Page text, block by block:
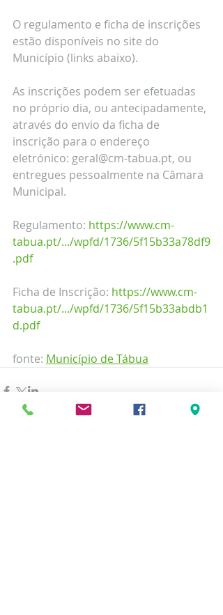
O regulamento e ficha de inscrições
estão disponíveis no site do
Município (links abaixo).
As inscrições podem ser efetuadas
no próprio dia, ou antecipadamente,
através do envio da ficha de
inscrição para o endereço
eletrónico: geral@cm-tabua.pt, ou
entregues pessoalmente na Câmara
Municipal.
Regulamento: https://www.cm-
tabua.pt/.../wpfd/1736/5f15b33a78df9
.pdf
Ficha de Inscrição: https://www.cm-
tabua.pt/.../wpfd/1736/5f15b33abdb1
d.pdf
fonte: Município de Tábua